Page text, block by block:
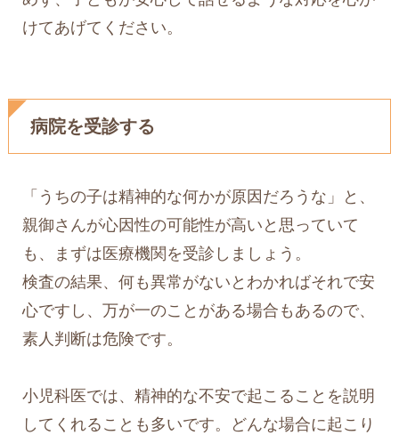
けてあげてください。
病院を受診する
「うちの子は精神的な何かが原因だろうな」と、
親御さんが心因性の可能性が高いと思っていて
も、まずは医療機関を受診しましょう。
検査の結果、何も異常がないとわかればそれで安
心ですし、万が一のことがある場合もあるので、
素人判断は危険です。
小児科医では、精神的な不安で起こることを説明
してくれることも多いです。どんな場合に起こり